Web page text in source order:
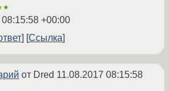
+00:00
Ссылка
от Dred 11.08.2017 08:15:58